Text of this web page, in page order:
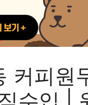
피원